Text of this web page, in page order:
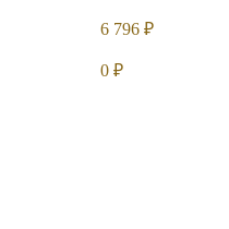
6 796 ₽
0 ₽